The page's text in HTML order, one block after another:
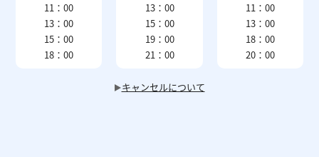
11：00
13：00
15：00
18：00
13：00
15：00
19：00
21：00
11：00
13：00
18：00
20：00
キャンセルについて